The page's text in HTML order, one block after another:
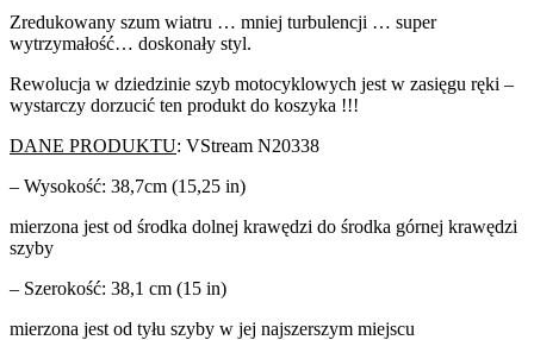
Zredukowany szum wiatru … mniej turbulencji … super
wytrzymałość… doskonały styl.
Rewolucja w dziedzinie szyb motocyklowych jest w zasięgu ręki –
wystarczy dorzucić ten produkt do koszyka !!!
DANE PRODUKTU: VStream N20338
– Wysokość: 38,7cm (15,25 in)
mierzona jest od środka dolnej krawędzi do środka górnej krawędzi
szyby
– Szerokość: 38,1 cm (15 in)
mierzona jest od tyłu szyby w jej najszerszym miejscu